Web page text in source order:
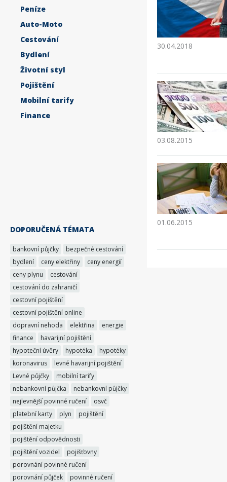
Peníze
Auto-Moto
Cestování
Bydlení
Životní styl
Pojištění
Mobilní tarify
Finance
DOPORUČENÁ TÉMATA
bankovní půjčky
bezpečné cestování
bydlení
ceny elektřiny
ceny energií
ceny plynu
cestování
cestování do zahraničí
cestovní pojištění
cestovní pojištění online
dopravní nehoda
elektřina
energie
finance
havarijní pojištění
hypoteční úvěry
hypotéka
hypotéky
koronavirus
levné havarijní pojištění
Levné půjčky
mobilní tarify
nebankovní půjčka
nebankovní půjčky
nejlevnější povinné ručení
osvč
platební karty
plyn
pojištění
pojištění majetku
pojištění odpovědnosti
pojištění vozidel
pojišťovny
porovnání povinné ručení
porovnání půjček
povinné ručení
30.04.2018
03.08.2015
01.06.2015